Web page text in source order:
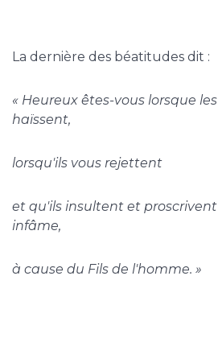
La dernière des béatitudes dit :
« Heureux êtes-vous lorsque
haïssent,
lorsqu'ils vous rejettent
et qu'ils insultent et
infâme,
à cause du Fils de l'homme. »